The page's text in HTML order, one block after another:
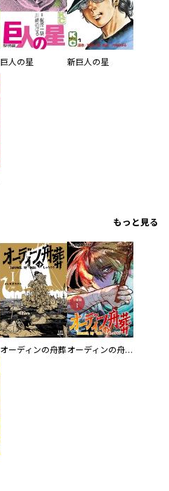
巨人の星 新巨人の星
もっと見る
オーディンの舟葬 オーディンの舟葬 分冊版